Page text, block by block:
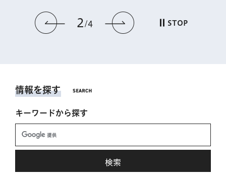
前のスライドを表示
2 4 次のスライドを表
STOP
情報を探す
キーワードから探す